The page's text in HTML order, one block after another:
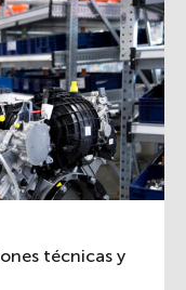
técnicas y